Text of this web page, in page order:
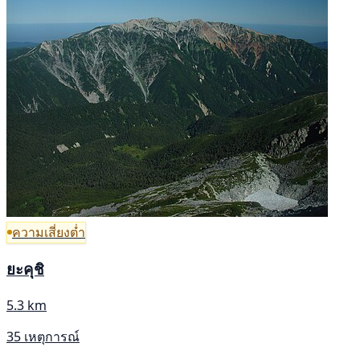
ความเสี่ยงต่ำ
ยะคุชิ
5.3 km
35 เหตุการณ์